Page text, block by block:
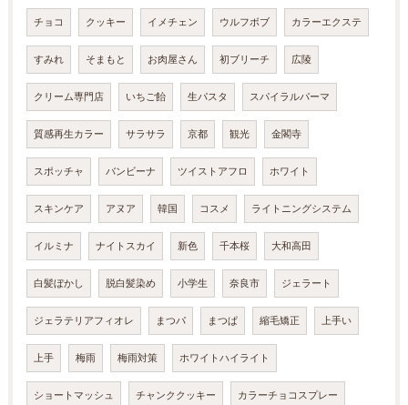
チョコ クッキー イメチェン ウルフボブ カラーエクステ
すみれ そまもと お肉屋さん 初ブリーチ 広陵
クリーム専門店 いちご飴 生パスタ スパイラルパーマ
質感再生カラー サラサラ 京都 観光 金閣寺
スポッチャ バンビーナ ツイストアフロ ホワイト
スキンケア アヌア 韓国 コスメ ライトニングシステム
イルミナ ナイトスカイ 新色 千本桜 大和高田
白髪ぼかし 脱白髪染め 小学生 奈良市 ジェラート
ジェラテリアフィオレ まつパ まつぱ 縮毛矯正 上手い
上手 梅雨 梅雨対策 ホワイトハイライト
ショートマッシュ チャンククッキー カラーチョコスプレー